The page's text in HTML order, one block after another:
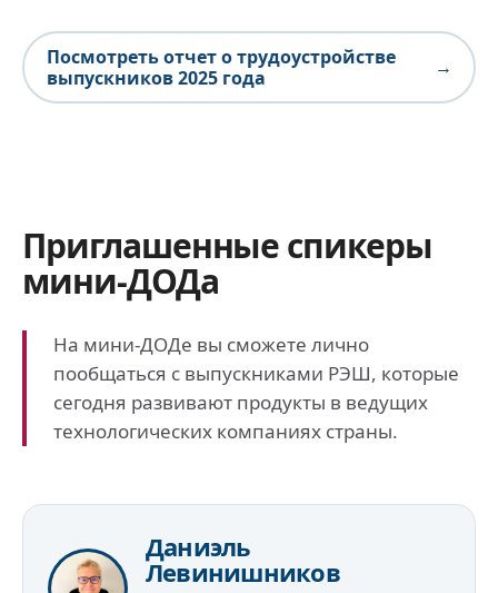
Посмотреть отчет о трудоустройстве
выпускников 2025 года
Приглашенные спикеры
мини-ДОДа
На мини-ДОДе вы сможете лично
пообщаться с выпускниками РЭШ, которые
сегодня развивают продукты в ведущих
технологических компаниях страны.
Даниэль
Левинишников